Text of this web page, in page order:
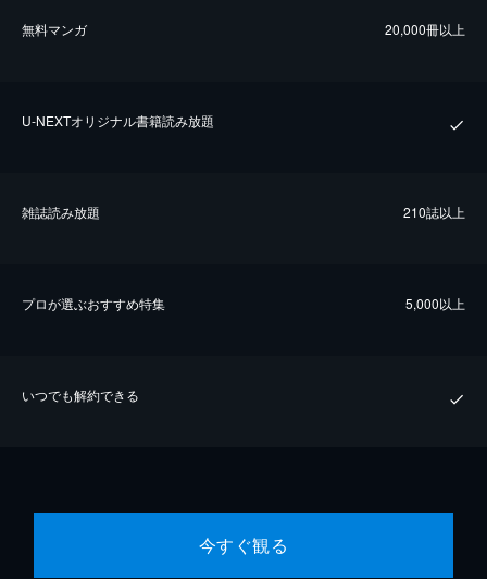
無料マンガ 20,000冊以上
U-NEXTオリジナル書籍読み放題
雑誌読み放題 210誌以上
プロが選ぶおすすめ特集 5,000以上
いつでも解約できる
今すぐ観る